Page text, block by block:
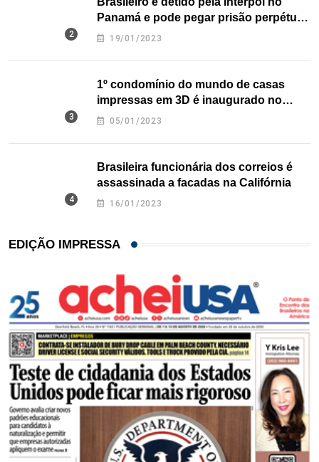
Panamá e pode pegar prisão perpétua
nos EUA
19/01/2023
1º condomínio do mundo de casas
impressas em 3D é inaugurado no
Texas
05/01/2023
Brasileira funcionária dos correios é
assassinada a facadas na Califórnia
16/01/2023
EDIÇÃO IMPRESSA